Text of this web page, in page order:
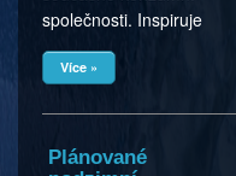
společnosti. Inspiruje
Více »
Plánované